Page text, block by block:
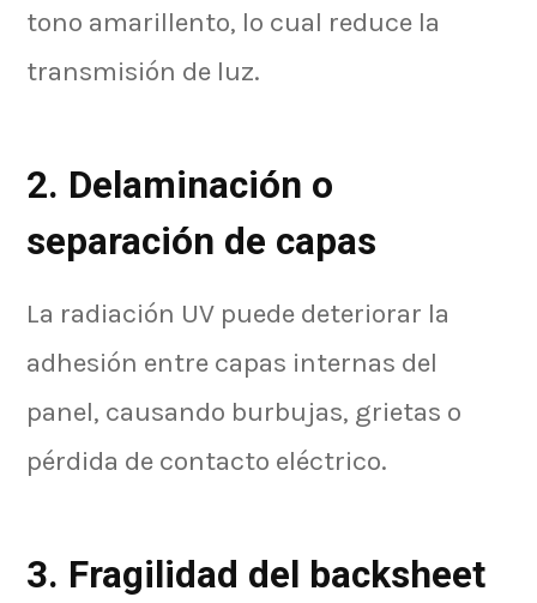
tono amarillento, lo cual reduce la
transmisión de luz.
2. Delaminación o
separación de capas
La radiación UV puede deteriorar la
adhesión entre capas internas del
panel, causando burbujas, grietas o
pérdida de contacto eléctrico.
3. Fragilidad del backsheet